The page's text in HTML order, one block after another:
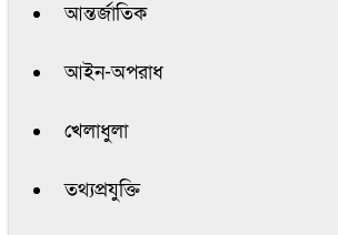
আন্তর্জাতিক
আইন-অপরাধ
খেলাধুলা
তথ্যপ্রযুক্তি